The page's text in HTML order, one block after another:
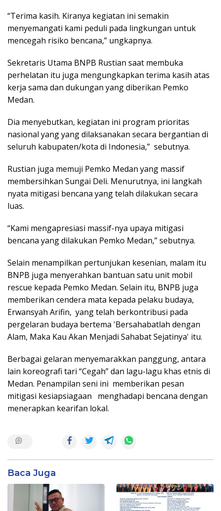
“Terima kasih. Kiranya kegiatan ini semakin
menyemangati kami peduli pada lingkungan untuk
mencegah risiko bencana,” ungkapnya.
Sekretaris Utama BNPB Rustian saat membuka
perhelatan itu juga mengungkapkan terima kasih atas
kerja sama dan dukungan yang diberikan Pemko
Medan.
Dia menyebutkan, kegiatan ini program prioritas
nasional yang yang dilaksanakan secara bergantian di
seluruh kabupaten/kota di Indonesia,” sebutnya.
Rustian juga memuji Pemko Medan yang massif
membersihkan Sungai Deli. Menurutnya, ini langkah
nyata mitigasi bencana yang telah dilakukan secara
luas.
“Kami mengapresiasi massif-nya upaya mitigasi
bencana yang dilakukan Pemko Medan,” sebutnya.
Selain menampilkan pertunjukan kesenian, malam itu
BNPB juga menyerahkan bantuan satu unit mobil
rescue kepada Pemko Medan. Selain itu, BNPB juga
memberikan cendera mata kepada pelaku budaya,
Erwansyah Arifin, yang telah berkontribusi pada
pergelaran budaya bertema 'Bersahabatlah dengan
Alam, Maka Kau Akan Menjadi Sahabat Sejatinya' itu.
Berbagai gelaran menyemarakkan panggung, antara
lain koreografi tari “Cegah” dan lagu-lagu khas etnis di
Medan. Penampilan seni ini memberikan pesan
mitigasi kesiapsiagaan menghadapi bencana dengan
menerapkan kearifan lokal.
Baca Juga